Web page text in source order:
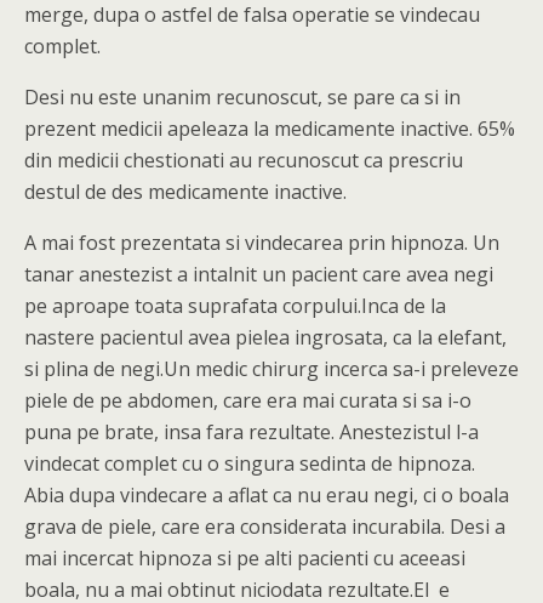
merge, dupa o astfel de falsa operatie se vindecau
complet.
Desi nu este unanim recunoscut, se pare ca si in
prezent medicii apeleaza la medicamente inactive. 65%
din medicii chestionati au recunoscut ca prescriu
destul de des medicamente inactive.
A mai fost prezentata si vindecarea prin hipnoza. Un
tanar anestezist a intalnit un pacient care avea negi
pe aproape toata suprafata corpului.Inca de la
nastere pacientul avea pielea ingrosata, ca la elefant,
si plina de negi.Un medic chirurg incerca sa-i preleveze
piele de pe abdomen, care era mai curata si sa i-o
puna pe brate, insa fara rezultate. Anestezistul l-a
vindecat complet cu o singura sedinta de hipnoza.
Abia dupa vindecare a aflat ca nu erau negi, ci o boala
grava de piele, care era considerata incurabila. Desi a
mai incercat hipnoza si pe alti pacienti cu aceeasi
boala, nu a mai obtinut niciodata rezultate.El e